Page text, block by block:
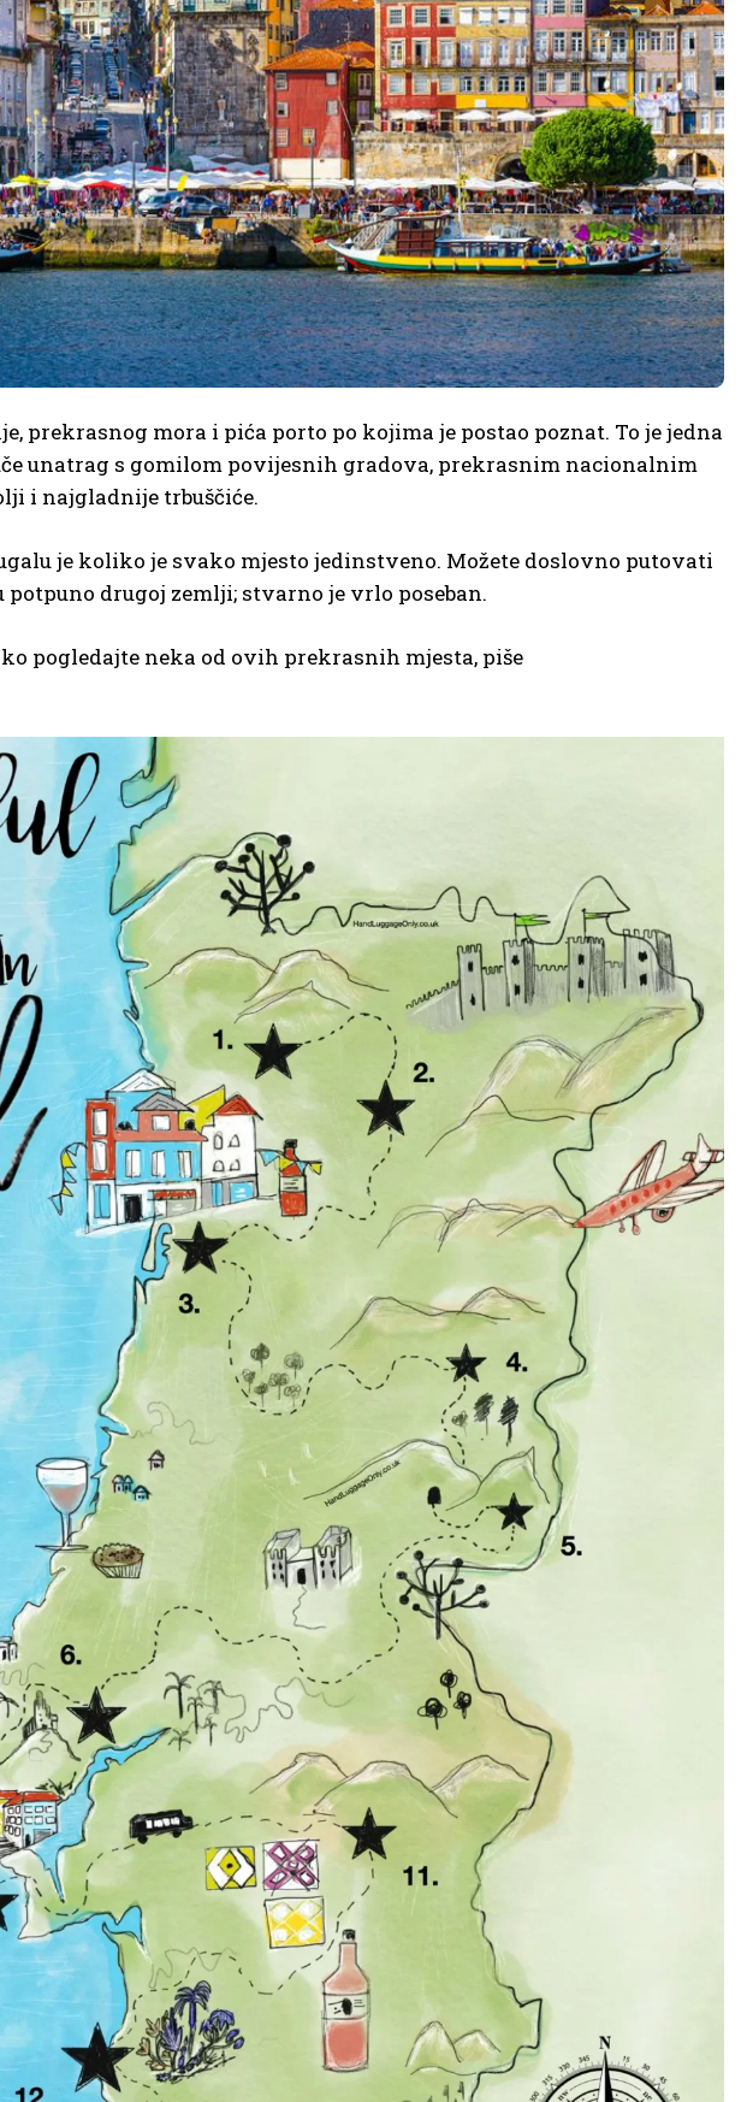
prekrasnog mora i pića porto po kojima je postao poznat. To je jedna
unatrag s gomilom povijesnih gradova, prekrasnim nacionalnim
i najgladnije trbuščiće.
je koliko je svako mjesto jedinstveno. Možete doslovno putovati
potpuno drugoj zemlji; stvarno je vrlo poseban.
pogledajte neka od ovih prekrasnih mjesta, piše